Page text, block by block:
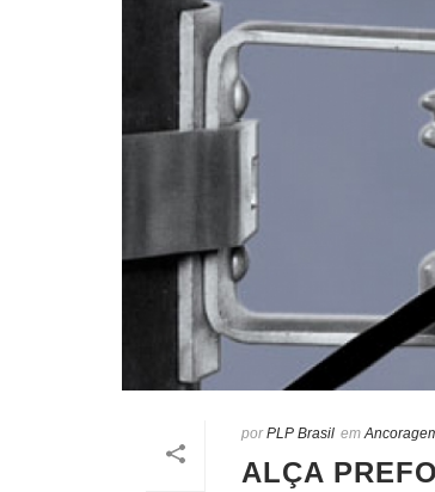
porPLP Brasil em
ALÇA